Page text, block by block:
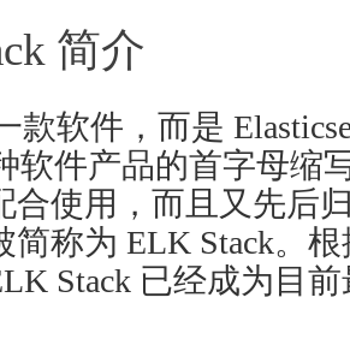
简介
款软件，而是
软件产品的首字母缩
合使用，而且又先后
称为 ELK Stack。根
Stack 已经成为目